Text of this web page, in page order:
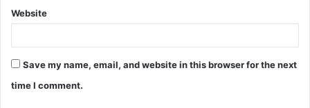
Website
Save my name, email, and website in this browser for the next
time I comment.